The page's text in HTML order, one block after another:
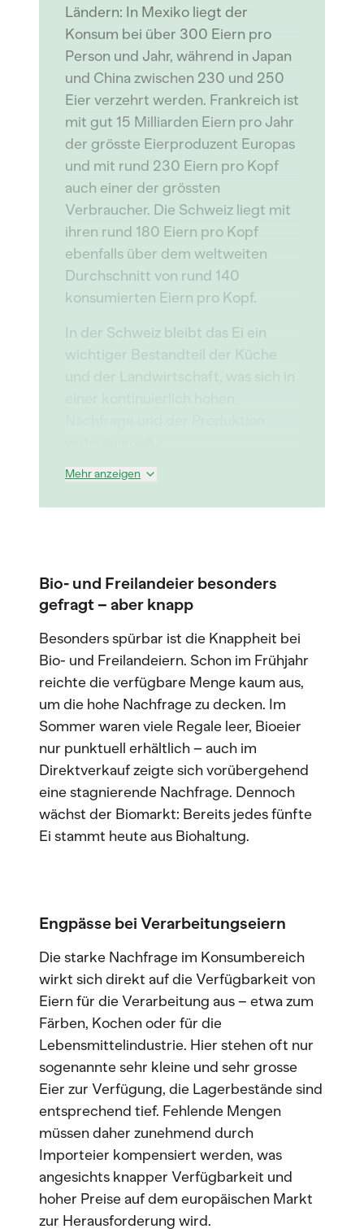
Ländern: In Mexiko liegt der
Konsum bei über 300 Eiern pro
Person und Jahr, während in Japan
und China zwischen 230 und 250
Eier verzehrt werden. Frankreich ist
mit gut 15 Milliarden Eiern pro Jahr
der grösste Eierproduzent Europas
und mit rund 230 Eiern pro Kopf
auch einer der grössten
Verbraucher. Die Schweiz liegt mit
ihren rund 180 Eiern pro Kopf
ebenfalls über dem weltweiten
Durchschnitt von rund 140
konsumierten Eiern pro Kopf.
In der Schweiz bleibt das Ei ein
wichtiger Bestandteil der Küche
Mehr anzeigen
Bio- und Freilandeier besonders
gefragt – aber knapp
Besonders spürbar ist die Knappheit bei
Bio- und Freilandeiern. Schon im Frühjahr
reichte die verfügbare Menge kaum aus,
um die hohe Nachfrage zu decken. Im
Sommer waren viele Regale leer, Bioeier
nur punktuell erhältlich – auch im
Direktverkauf zeigte sich vorübergehend
eine stagnierende Nachfrage. Dennoch
wächst der Biomarkt: Bereits jedes fünfte
Ei stammt heute aus Biohaltung.
Engpässe bei Verarbeitungseiern
Die starke Nachfrage im Konsumbereich
wirkt sich direkt auf die Verfügbarkeit von
Eiern für die Verarbeitung aus – etwa zum
Färben, Kochen oder für die
Lebensmittelindustrie. Hier stehen oft nur
sogenannte sehr kleine und sehr grosse
Eier zur Verfügung, die Lagerbestände sind
entsprechend tief. Fehlende Mengen
müssen daher zunehmend durch
Importeier kompensiert werden, was
angesichts knapper Verfügbarkeit und
hoher Preise auf dem europäischen Markt
zur Herausforderung wird.